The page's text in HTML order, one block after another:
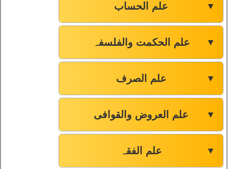
علم الحساب ▼
علم الحکمت والفلسفہ ▼
علم الصرف ▼
علم العروض والقوافی ▼
علم الفقہ ▼